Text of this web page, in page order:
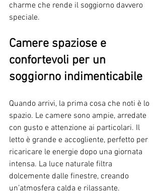
charme che rende il soggiorno davvero
speciale.
Camere spaziose e
confortevoli per un
soggiorno indimenticabile
Quando arrivi, la prima cosa che noti è lo
spazio. Le camere sono ampie, arredate
con gusto e attenzione ai particolari. Il
letto è grande e accogliente, perfetto per
ricaricare le energie dopo una giornata
intensa. La luce naturale filtra
dolcemente dalle finestre, creando
un’atmosfera calda e rilassante.